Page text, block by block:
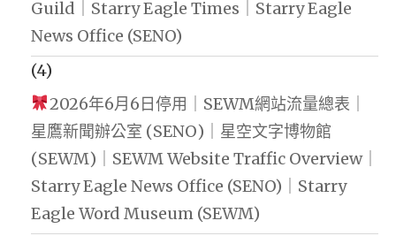
Guild｜Starry Eagle Times｜Starry Eagle
News Office (SENO)
(4)
2026年6月6日停用｜SEWM網站流量總表｜
星鷹新聞辦公室 (SENO)｜星空文字博物館
(SEWM)｜SEWM Website Traffic Overview｜
Starry Eagle News Office (SENO)｜Starry
Eagle Word Museum (SEWM)